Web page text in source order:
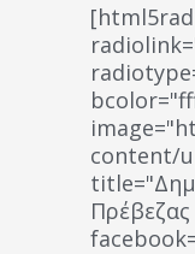
content/
Πρέβεζας